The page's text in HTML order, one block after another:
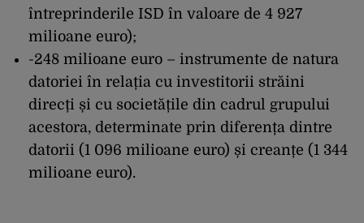
întreprinderile ISD în valoare de 4 927
milioane euro);
-248 milioane euro – instrumente de natura
datoriei în relația cu investitorii străini
direcți și cu societățile din cadrul grupului
acestora, determinate prin diferența dintre
datorii (1 096 milioane euro) și creanțe (1 344
milioane euro).